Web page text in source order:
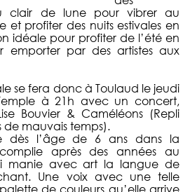
clair de lune pour vibrer au
et profiter des nuits estivales en
idéale pour profiter de l’été en
emporter par des artistes aux
se fera donc à Toulaud le jeudi
à 21h avec un concert,
Bouvier & Caméléons (Repli
mauvais temps).
dès l’âge de 6 ans dans la
après des années au
manie avec art la langue de
Une voix avec une telle